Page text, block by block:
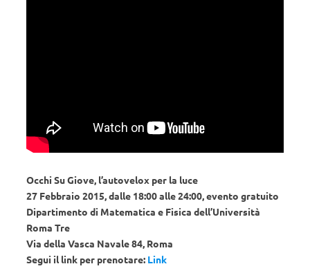
Occhi Su Giove, l’autovelox per la luce
27 Febbraio 2015, dalle 18:00 alle 24:00, evento gratuito
Dipartimento di Matematica e Fisica dell’Università
Roma Tre
Via della Vasca Navale 84, Roma
Segui il link per prenotare: Link